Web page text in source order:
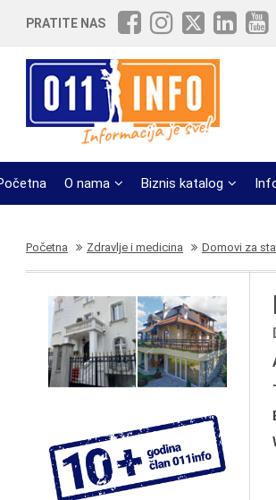
PRATITE NAS
O nama Biznis katalog
Početna Zdravlje i medicina Domovi za